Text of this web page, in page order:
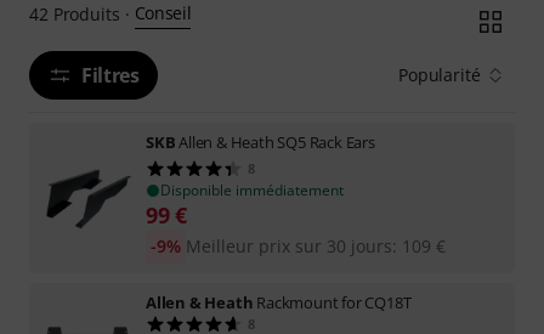
42 Produits · Conseil
Filtres Popularité
SKBAllen & Heath SQ5 Rack Ears
8
Disponible immédiatement
99€
Meilleur prix sur 30 jours: 109 €
-9%
Allen & Heath Rackmount for CQ18T
8